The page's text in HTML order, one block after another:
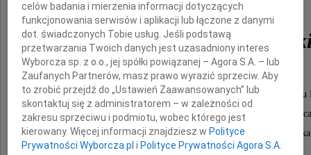
dr Eweliny
wieloletniego pracownika Katedry Biochemii
Uniwersytetu Gdańskiego, wspaniałego
życzliwego nauczyciela i szlachetnego
celów badania i mierzenia informacji dotyczących
funkcjonowania serwisów i aplikacji lub łączone z danymi
dot. świadczonych Tobie usług. Jeśli podstawą
przetwarzania Twoich danych jest uzasadniony interes
Wyborcza sp. z o.o., jej spółki powiązanej – Agora S.A. – lub
Zaufanych Partnerów, masz prawo wyrazić sprzeciw. Aby
to zrobić przejdź do „Ustawień Zaawansowanych” lub
skontaktuj się z administratorem – w zależności od
zakresu sprzeciwu i podmiotu, wobec którego jest
kierowany. Więcej informacji znajdziesz w Polityce
Prywatności Wyborcza.pl i Polityce Prywatności Agora S.A.